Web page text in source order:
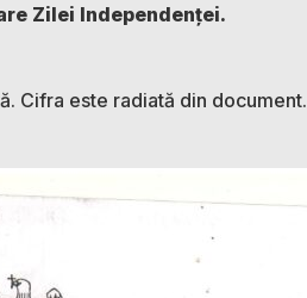
Zilei Independenței.
Cifra este radiată din document.